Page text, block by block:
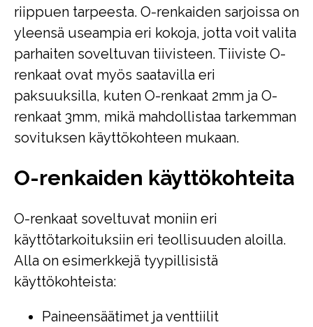
riippuen tarpeesta. O-renkaiden sarjoissa on
yleensä useampia eri kokoja, jotta voit valita
parhaiten soveltuvan tiivisteen. Tiiviste O-
renkaat ovat myös saatavilla eri
paksuuksilla, kuten O-renkaat 2mm ja O-
renkaat 3mm, mikä mahdollistaa tarkemman
sovituksen käyttökohteen mukaan.
O-renkaiden käyttökohteita
O-renkaat soveltuvat moniin eri
käyttötarkoituksiin eri teollisuuden aloilla.
Alla on esimerkkejä tyypillisistä
käyttökohteista:
Paineensäätimet ja venttiilit